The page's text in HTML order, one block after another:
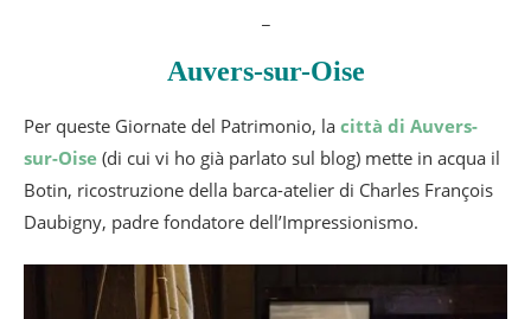
Auvers-sur-Oise
Per queste Giornate del Patrimonio, la città di Auvers-
sur-Oise (di cui vi ho già parlato sul blog) mette in acqua il
Botin, ricostruzione della barca-atelier di Charles François
Daubigny, padre fondatore dell’Impressionismo.